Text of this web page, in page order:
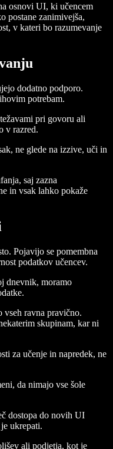
osnovi UI, ki učencem
postane zanimivejša,
v kateri bo razumevanje
dodatno podporo.
potrebam.
pri govoru ali
v razred.
ne glede na izzive, uči in
saj zazna
in vsak lahko pokaže
Pojavijo se pomembna
podatkov učencev.
dnevnik, moramo
vseh ravna pravično.
skupinam, kar ni
za učenje in napredek, ne
da nimajo vse šole
dostopa do novih UI
ukrepati.
ali podjetja, kot je